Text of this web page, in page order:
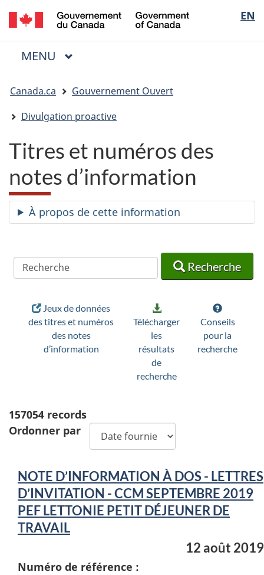
Passer
au
contenu
Passer
à
« Au
Passer
à
la
EN
of
Menu
MENU PRINCIPAL
êtes
ici
Canada.ca
Gouvernement Ouvert
Divulgation proactive
Titres et numéros des
notes d’information
À propos de cette information
Recherche
Recherche
Recherche
Jeux de données
des titres et numéros
des notes
d’information
Télécharger
les
résultats
de
recherche
Conseils
pour la
recherche
157054 records
Ordonner par
NOTE D’INFORMATION À DOS - LETTRES
D’INVITATION - CCM SEPTEMBRE 2019
PEF LETTONIE PETIT DÉJEUNER DE
TRAVAIL
12 août 2019
Numéro de référence :